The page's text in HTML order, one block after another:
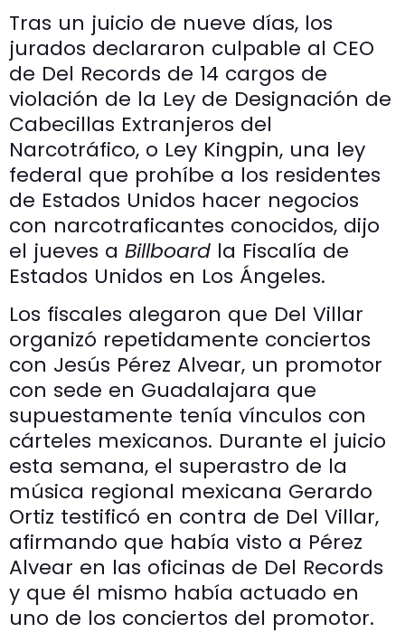
Tras un juicio de nueve días, los
jurados declararon culpable al CEO
de Del Records de 14 cargos de
violación de la Ley de Designación de
Cabecillas Extranjeros del
Narcotráfico, o Ley Kingpin, una ley
federal que prohíbe a los residentes
de Estados Unidos hacer negocios
con narcotraficantes conocidos, dijo
el jueves a Billboard la Fiscalía de
Estados Unidos en Los Ángeles.
Los fiscales alegaron que Del Villar
organizó repetidamente conciertos
con Jesús Pérez Alvear, un promotor
con sede en Guadalajara que
supuestamente tenía vínculos con
cárteles mexicanos. Durante el juicio
esta semana, el superastro de la
música regional mexicana Gerardo
Ortiz testificó en contra de Del Villar,
afirmando que había visto a Pérez
Alvear en las oficinas de Del Records
y que él mismo había actuado en
uno de los conciertos del promotor.